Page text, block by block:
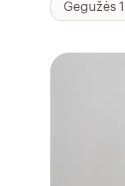
Gegužės